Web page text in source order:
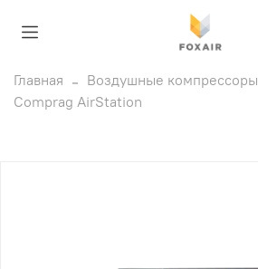
Главная Воздушные компрессоры
Comprag AirStation